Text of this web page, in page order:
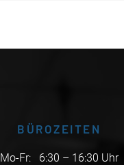
BÜROZEITEN
Mo-Fr: 6:30 – 16:30 Uhr